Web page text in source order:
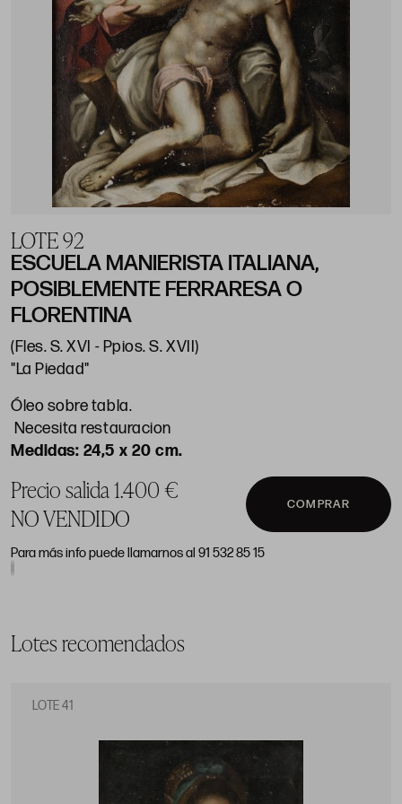
LOTE 92
ESCUELA MANIERISTA ITALIANA,
POSIBLEMENTE FERRARESA O
FLORENTINA
(Fles. S. XVI - Ppios. S. XVII)
"La Piedad"
Óleo sobre tabla.
Necesita restauracion
24,5 x 20 cm.
Precio salida 1.400 €
NO VENDIDO
COMPRAR
Para más info puede llamarnos al 91 532 85 15
Lotes recomendados
LOTE 41